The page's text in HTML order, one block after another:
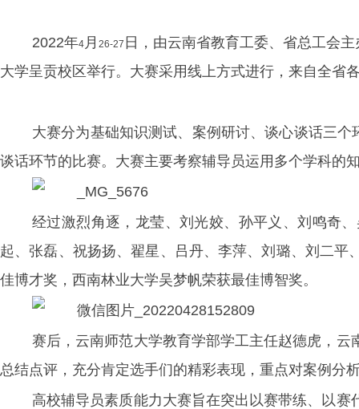
2022年4 月 26-27 日，由云南省教育工委、省总工会
大学呈贡校区举行。大赛采用线上方式进行，来自全省
大赛分为基础知识测试、案例研讨、谈心谈话三
谈话环节的比赛。大赛主要考察辅导员运用多个学科的
经过激烈角逐，龙莹、刘光姣、孙平义、刘鸣奇
起、张磊、祝扬扬、翟星、吕丹、李萍、刘璐、刘二
佳博才奖，西南林业大学吴梦帆荣获最佳博智奖。
赛后，云南师范大学教育学部学工主任赵德虎，
总结点评，充分肯定选手们的精彩表现，重点对案例分
高校辅导员素质能力大赛旨在突出以赛带练、以